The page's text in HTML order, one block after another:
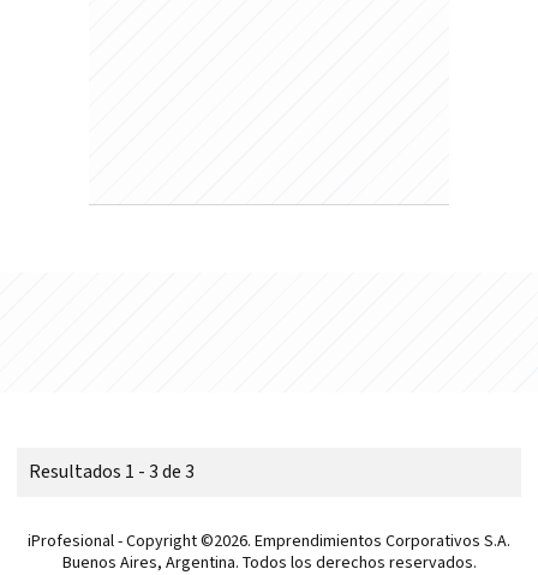
Resultados 1 - 3 de 3
iProfesional - Copyright ©2026. Emprendimientos Corporativos S.A.
Buenos Aires, Argentina. Todos los derechos reservados.